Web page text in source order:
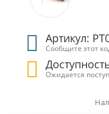
Артикул:
Сообщите этот
Ожидается